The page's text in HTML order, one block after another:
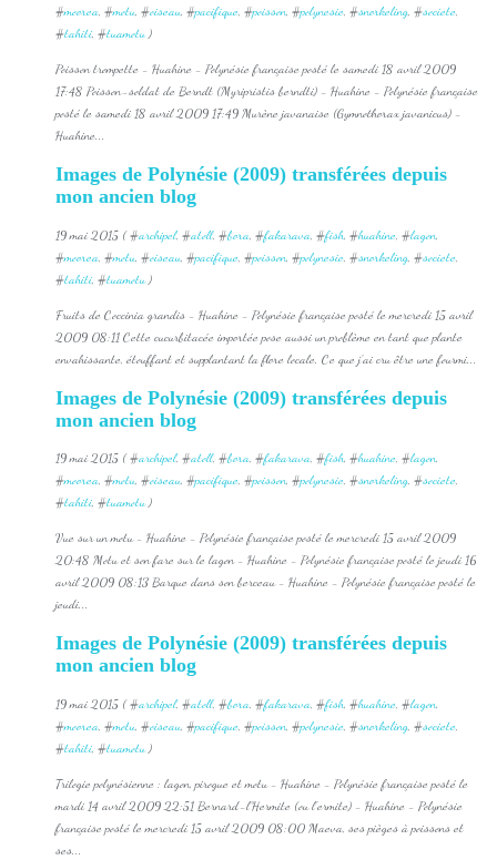
#moorea , #motu, #oiseau, #pacifique , #poisson, #polynesie , #snorkeling , #societe
#tahiti, #tuamotu)
Poisson trompette - Huahine - Polynésie française posté le samedi 18 avril 2009
17:48 Poisson-soldat de Berndt (Myripristis berndti) - Huahine - Polynésie française
posté le samedi 18 avril 2009 17:49 Murène javanaise (Gymnothorax javanicus) -
Huahine...
Images de Polynésie (2009) transférées depuis
mon ancien blog
19 mai 2015 ( #archipel, #atoll, #bora , #fakarava , #fish, #huahine , #lagon,
#moorea , #motu, #oiseau, #pacifique , #poisson, #polynesie , #snorkeling , #societe
#tahiti, #tuamotu)
Fruits de Coccinia grandis - Huahine - Polynésie française posté le mercredi 15 avril
2009 08:11 Cette cucurbitacée importée pose aussi un problème en tant que plante
envahissante, étouffant et supplantant la flore locale. Ce que j'ai cru être une fourmi...
Images de Polynésie (2009) transférées depuis
mon ancien blog
19 mai 2015 ( #archipel, #atoll, #bora, #fakarava, #fish, #huahine, #lagon,
#moorea, #motu, #oiseau, #pacifique, #poisson, #polynesie, #snorkeling, #societe,
#tahiti, #tuamotu)
Vue sur un motu - Huahine - Polynésie française posté le mercredi 15 avril 2009
20:48 Motu et son fare sur le lagon - Huahine - Polynésie française posté le jeudi 16
avril 2009 08:13 Barque dans son berceau - Huahine - Polynésie française posté le
jeudi...
Images de Polynésie (2009) transférées depuis
mon ancien blog
19 mai 2015 ( #archipel, #atoll, #bora, #fakarava, #fish, #huahine, #lagon,
#moorea, #motu, #oiseau, #pacifique, #poisson, #polynesie, #snorkeling, #societe,
#tahiti, #tuamotu)
Trilogie polynésienne : lagon, pirogue et motu - Huahine - Polynésie française posté le
mardi 14 avril 2009 22:51 Bernard-l’Hermite (ou l'ermite) - Huahine - Polynésie
française posté le mercredi 15 avril 2009 08:00 Maeva, ses pièges à poissons et
ses...